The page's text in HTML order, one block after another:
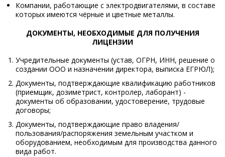
Компании, работающие с электродвигателями, в составе
которых имеются чёрные и цветные металлы.
ДОКУМЕНТЫ, НЕОБХОДИМЫЕ ДЛЯ ПОЛУЧЕНИЯ
ЛИЦЕНЗИИ
Учредительные документы (устав, ОГРН, ИНН, решение о
создании ООО и назначении директора, выписка ЕГРЮЛ);
Документы, подтверждающие квалификацию работников
(приемщик, дозиметрист, контролер, лаборант) -
документы об образовании, удостоверение, трудовые
договоры;
Документы, подтверждающие право владения/
пользования/распоряжения земельным участком и
оборудованием, необходимым для производства данного
вида работ.